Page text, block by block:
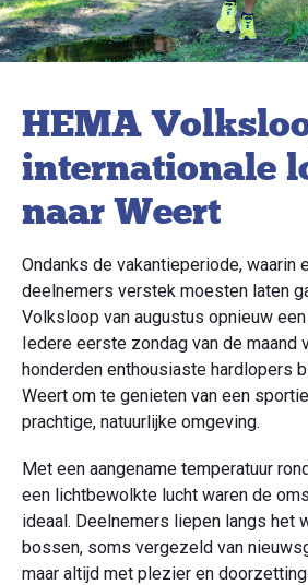
HEMA
internationale
naar Weert
Ondanks de vakantieperiode, waarin
deelnemers verstek moesten laten
Volksloop van augustus opnieuw
Iedere eerste zondag van de maand
honderden enthousiaste hardlopers
Weert om te genieten van een
prachtige, natuurlijke omgeving.
Met een aangename temperatuur
een lichtbewolkte lucht waren de
ideaal. Deelnemers liepen langs het
bossen, soms vergezeld van
maar altijd met plezier en